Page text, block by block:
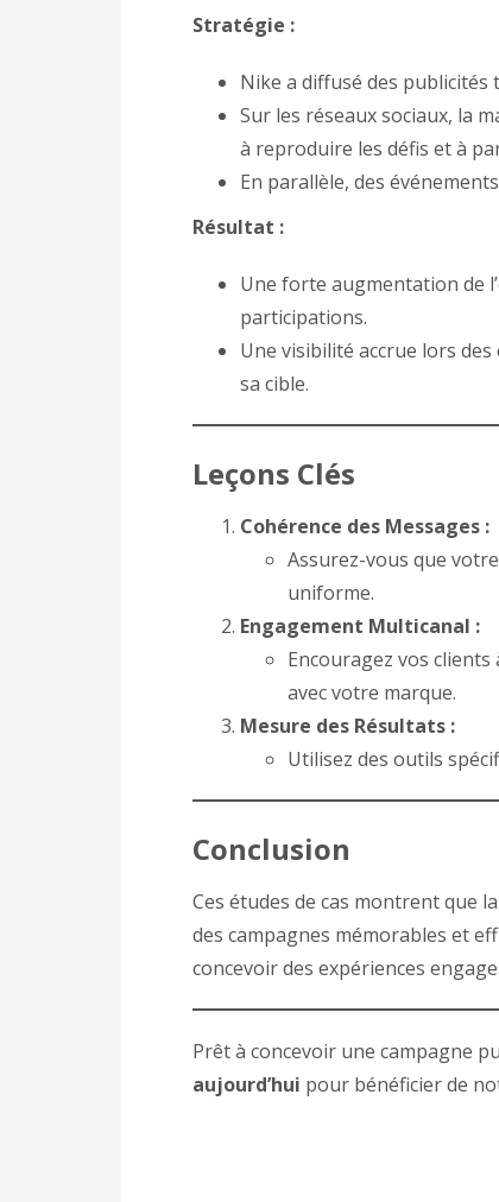
Stratégie :
Nike a diffusé des publicités
Sur les réseaux sociaux, la
à reproduire les défis et à
En parallèle, des
Résultat :
Une forte augmentation de
participations.
Une visibilité accrue lors
sa cible.
Leçons Clés
Cohérence des Messages :
Assurez-vous que
uniforme.
Engagement Multicanal :
Encouragez vos
avec votre marque.
Mesure des Résultats :
Utilisez des outils
Conclusion
Ces études de cas montrent que
des campagnes mémorables et
concevoir des expériences
Prêt à concevoir une campagne
aujourd’hui pour bénéficier de